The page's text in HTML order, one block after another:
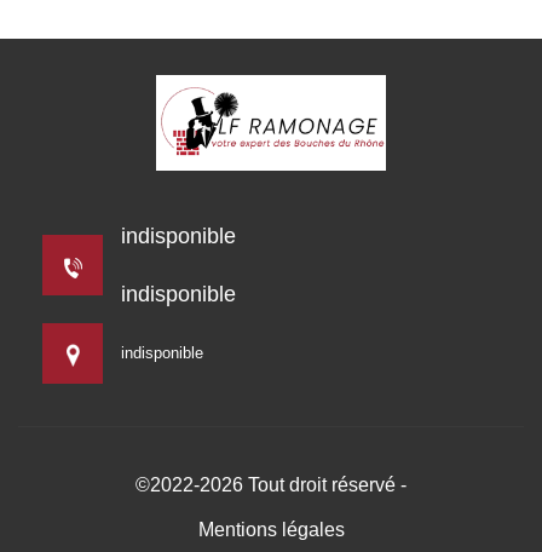
indisponible
indisponible
indisponible
©2022-2026 Tout droit réservé -
Mentions légales